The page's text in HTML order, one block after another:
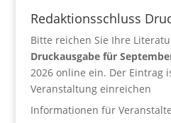
Redaktionsschluss
Bitte reichen Sie Ihre
Druckausgabe für
2026 online ein. Der Eintrag
Veranstaltung einreichen
Informationen für